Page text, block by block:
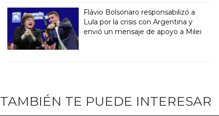
Flávio Bolsonaro responsabilizó a
Lula por la crisis con Argentina y
envió un mensaje de apoyo a Milei
TAMBIÉN TE PUEDE INTERESAR